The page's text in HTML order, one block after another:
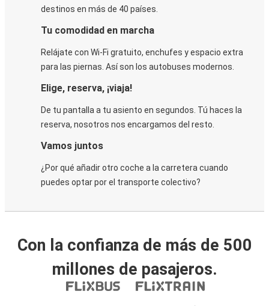
destinos en más de 40 países.
Tu comodidad en marcha
Relájate con Wi-Fi gratuito, enchufes y espacio extra
para las piernas. Así son los autobuses modernos.
Elige, reserva, ¡viaja!
De tu pantalla a tu asiento en segundos. Tú haces la
reserva, nosotros nos encargamos del resto.
Vamos juntos
¿Por qué añadir otro coche a la carretera cuando
puedes optar por el transporte colectivo?
Con la confianza de más de 500
millones de pasajeros.